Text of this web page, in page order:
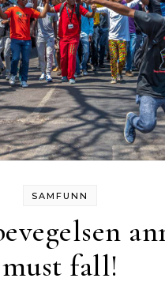
SAMFUNN
must fall!